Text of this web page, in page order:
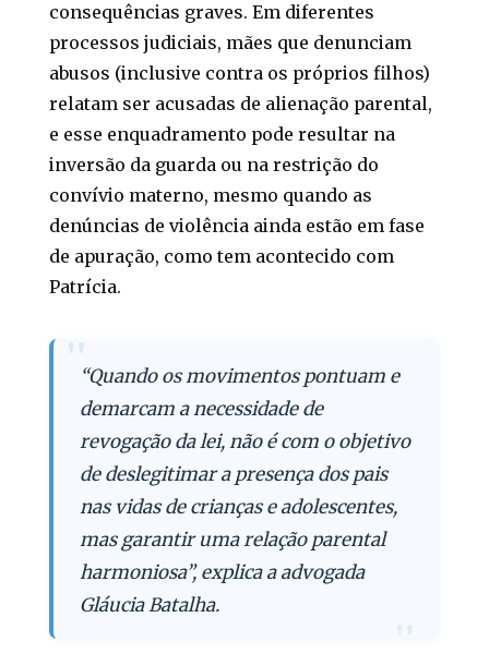
consequências graves. Em diferentes
processos judiciais, mães que denunciam
abusos (inclusive contra os próprios filhos)
relatam ser acusadas de alienação parental,
e esse enquadramento pode resultar na
inversão da guarda ou na restrição do
convívio materno, mesmo quando as
denúncias de violência ainda estão em fase
de apuração, como tem acontecido com
Patrícia.
“Quando os movimentos pontuam e
demarcam a necessidade de
revogação da lei, não é com o objetivo
de deslegitimar a presença dos pais
nas vidas de crianças e adolescentes,
mas garantir uma relação parental
harmoniosa”, explica a advogada
Gláucia Batalha.